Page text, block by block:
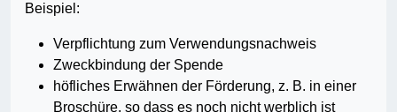
Beispiel:
Verpflichtung zum Verwendungsnachweis
Zweckbindung der Spende
höfliches Erwähnen der Förderung, z. B. in einer
Broschüre, so dass es noch nicht werblich ist